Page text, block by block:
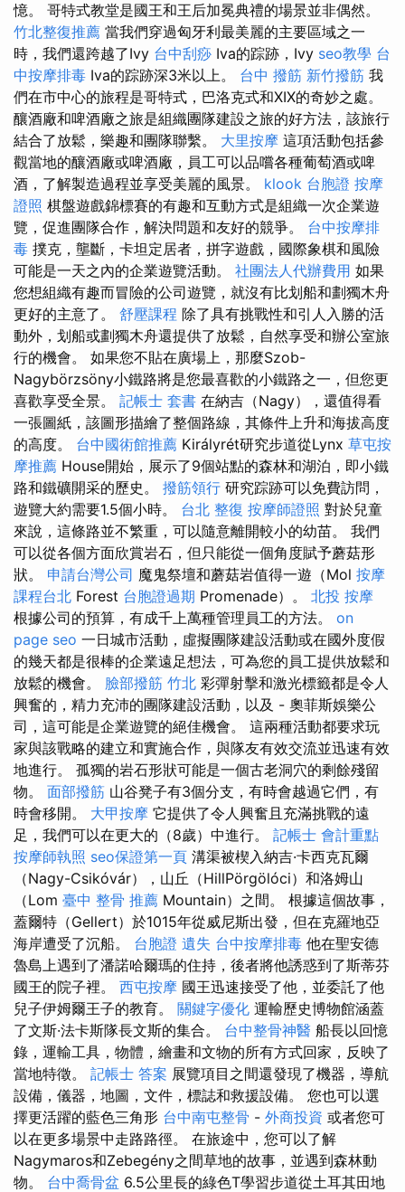
憶。 哥特式教堂是國王和王后加冕典禮的場景並非偶然。
竹北整復推薦 當我們穿過匈牙利最美麗的主要區域之一
時，我們還跨越了Ivy 台中刮痧 Iva的踪跡，Ivy seo教學 台
中按摩排毒 Iva的踪跡深3米以上。 台中 撥筋 新竹撥筋 我
們在市中心的旅程是哥特式，巴洛克式和XIX的奇妙之處。
釀酒廠和啤酒廠之旅是組織團隊建設之旅的好方法，該旅行
結合了放鬆，樂趣和團隊聯繫。 大里按摩 這項活動包括參
觀當地的釀酒廠或啤酒廠，員工可以品嚐各種葡萄酒或啤
酒，了解製造過程並享受美麗的風景。 klook 台胞證 按摩
證照 棋盤遊戲錦標賽的有趣和互動方式是組織一次企業遊
覽，促進團隊合作，解決問題和友好的競爭。 台中按摩排
毒 撲克，壟斷，卡坦定居者，拼字遊戲，國際象棋和風險
可能是一天之內的企業遊覽活動。 社團法人代辦費用 如果
您想組織有趣而冒險的公司遊覽，就沒有比划船和劃獨木舟
更好的主意了。 舒壓課程 除了具有挑戰性和引人入勝的活
動外，划船或劃獨木舟還提供了放鬆，自然享受和辦公室旅
行的機會。 如果您不貼在廣場上，那麼Szob-
Nagybörzsöny小鐵路將是您最喜歡的小鐵路之一，但您更
喜歡享受全景。 記帳士 套書 在納吉（Nagy），還值得看
一張圖紙，該圖形描繪了整個路線，其條件上升和海拔高度
的高度。 台中國術館推薦 Királyrét研究步道從Lynx 草屯按
摩推薦 House開始，展示了9個站點的森林和湖泊，即小鐵
路和鐵礦開采的歷史。 撥筋領行 研究踪跡可以免費訪問，
遊覽大約需要1.5個小時。 台北 整復 按摩師證照 對於兒童
來說，這條路並不繁重，可以隨意離開較小的幼苗。 我們
可以從各個方面欣賞岩石，但只能從一個角度賦予蘑菇形
狀。 申請台灣公司 魔鬼祭壇和蘑菇岩值得一遊（Mol 按摩
課程台北 Forest 台胞證過期 Promenade）。 北投 按摩
根據公司的預算，有成千上萬種管理員工的方法。 on
page seo 一日城市活動，虛擬團隊建設活動或在國外度假
的幾天都是很棒的企業遠足想法，可為您的員工提供放鬆和
放鬆的機會。 臉部撥筋 竹北 彩彈射擊和激光標籤都是令人
興奮的，精力充沛的團隊建設活動，以及 - 奧菲斯娛樂公
司，這可能是企業遊覽的絕佳機會。 這兩種活動都要求玩
家與該戰略的建立和實施合作，與隊友有效交流並迅速有效
地進行。 孤獨的岩石形狀可能是一個古老洞穴的剩餘殘留
物。 面部撥筋 山谷凳子有3個分支，有時會越過它們，有
時會移開。 大甲按摩 它提供了令人興奮且充滿挑戰的遠
足，我們可以在更大的（8歲）中進行。 記帳士 會計重點
按摩師執照 seo保證第一頁 溝渠被楔入納吉·卡西克瓦爾
（Nagy-Csikóvár），山丘（HillPörgölóci）和洛姆山
（Lom 臺中 整骨 推薦 Mountain）之間。 根據這個故事，
蓋爾特（Gellert）於1015年從威尼斯出發，但在克羅地亞
海岸遭受了沉船。 台胞證 遺失 台中按摩排毒 他在聖安德
魯島上遇到了潘諾哈爾瑪的住持，後者將他誘惑到了斯蒂芬
國王的院子裡。 西屯按摩 國王迅速接受了他，並委託了他
兒子伊姆爾王子的教育。 關鍵字優化 運輸歷史博物館涵蓋
了文斯·法卡斯隊長文斯的集合。 台中整骨神醫 船長以回憶
錄，運輸工具，物體，繪畫和文物的所有方式回家，反映了
當地特徵。 記帳士 答案 展覽項目之間還發現了機器，導航
設備，儀器，地圖，文件，標誌和救援設備。 您也可以選
擇更活躍的藍色三角形 台中南屯整骨 - 外商投資 或者您可
以在更多場景中走路路徑。 在旅途中，您可以了解
Nagymaros和Zebegény之間草地的故事，並遇到森林動
物。 台中喬骨盆 6.5公里長的綠色T學習步道從土耳其田地